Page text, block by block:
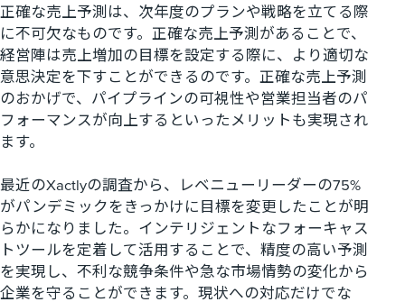
正確な売上予測は、次年度のプランや戦略を立てる際
に不可欠なものです。正確な売上予測があることで、
経営陣は売上増加の目標を設定する際に、より適切な
意思決定を下すことができるのです。正確な売上予測
のおかげで、パイプラインの可視性や営業担当者のパ
フォーマンスが向上するといったメリットも実現され
ます。
最近のXactlyの調査から、レベニューリーダーの75%
がパンデミックをきっかけに目標を変更したことが明
らかになりました。インテリジェントなフォーキャス
トツールを定着して活用することで、精度の高い予測
を実現し、不利な競争条件や急な市場情勢の変化から
企業を守ることができます。現状への対応だけでな